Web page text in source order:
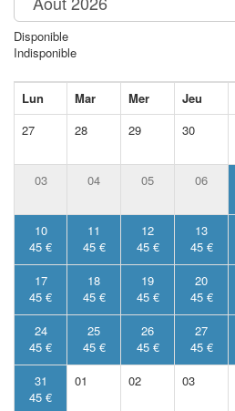
Disponible
Indisponible
Lun Mar Mer Jeu
27
28 29 30
03 04 05 06
10
45 €
11
45 €
12
45 €
13
45 €
17
45 €
18
45 €
19
45 €
20
45 €
24
45 €
25
45 €
26
45 €
27
45 €
31
45 €
01 02 03